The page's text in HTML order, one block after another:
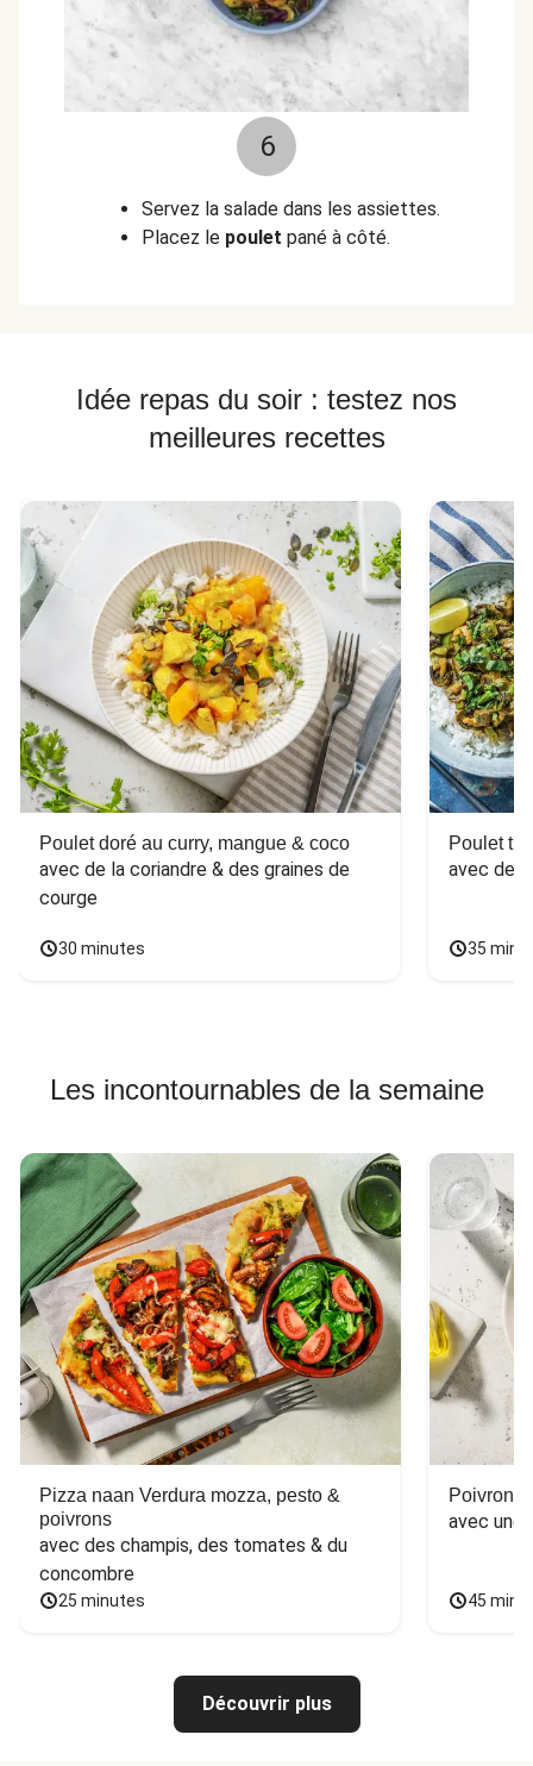
6
Servez la salade dans les assiettes.
Placez le poulet pané à côté.
Idée repas du soir : testez nos
meilleures recettes
Poulet doré au curry, mangue & coco
avec de la coriandre & des graines de
courge
30 minutes
Poulet
avec des
35
Les incontournables de la semaine
Pizza naan Verdura mozza, pesto &
poivrons
avec des champis, des tomates & du
concombre
25 minutes
Poivron
avec une
45
Découvrir plus